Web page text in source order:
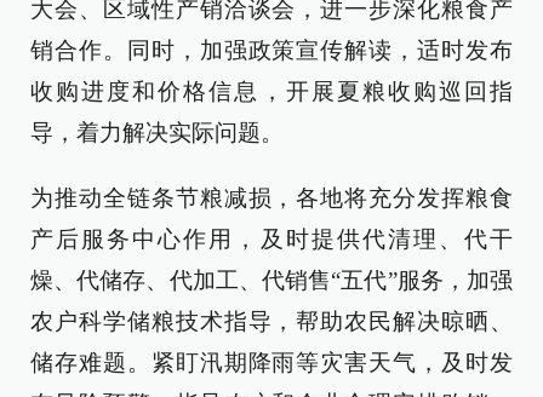
大会、区域性产销洽谈会，进一步深化粮食产
销合作。同时，加强政策宣传解读，适时发布
收购进度和价格信息，开展夏粮收购巡回指
导，着力解决实际问题。
为推动全链条节粮减损，各地将充分发挥粮食
产后服务中心作用，及时提供代清理、代干
燥、代储存、代加工、代销售“五代”服务，加强
农户科学储粮技术指导，帮助农民解决晾晒、
储存难题。紧盯汛期降雨等灾害天气，及时发